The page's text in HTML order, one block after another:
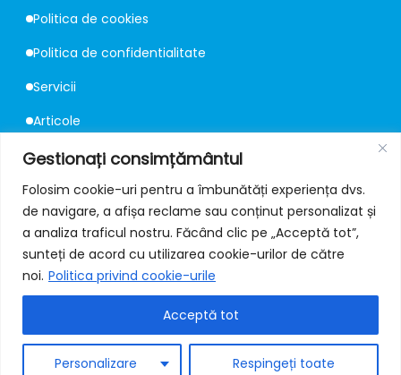
Gestionați consimțământul
Folosim cookie-uri pentru a îmbunătăți experiența dvs.
de navigare, a afișa reclame sau conținut personalizat și
a analiza traficul nostru. Făcând clic pe „Acceptă tot”,
sunteți de acord cu utilizarea cookie-urilor de către
noi. Politica privind cookie-urile
Personalizare Respingeți toate
Acceptă tot
Politica de cookies
Politica de confidentialitate
Servicii
Articole
Consultanță
Contact
📍Strada Mureș 67, București
✉️office@protectiilafoc.ro
+40 731 309 222 / 223
🔗Facebook